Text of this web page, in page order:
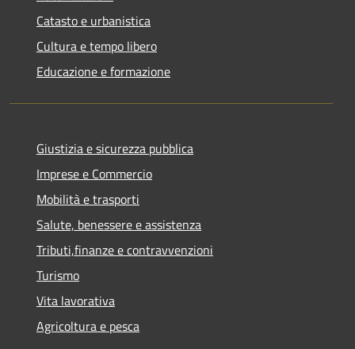
Catasto e urbanistica
Cultura e tempo libero
Educazione e formazione
Giustizia e sicurezza pubblica
Imprese e Commercio
Mobilità e trasporti
Salute, benessere e assistenza
Tributi,finanze e contravvenzioni
Turismo
Vita lavorativa
Agricoltura e pesca